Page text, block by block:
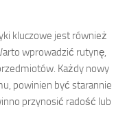
kluczowe jest również
wprowadzić rutynę,
Każdy nowy
powinien być starannie
przynosić radość lub